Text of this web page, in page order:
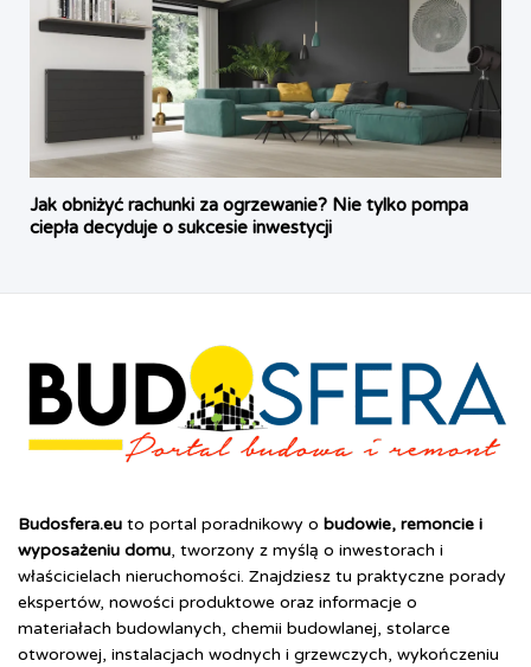
Jak obniżyć rachunki za ogrzewanie? Nie tylko pompa
ciepła decyduje o sukcesie inwestycji
Budosfera.eu to portal poradnikowy o budowie, remoncie i
wyposażeniu domu, tworzony z myślą o inwestorach i
właścicielach nieruchomości. Znajdziesz tu praktyczne porady
ekspertów, nowości produktowe oraz informacje o
materiałach budowlanych, chemii budowlanej, stolarce
otworowej, instalacjach wodnych i grzewczych, wykończeniu